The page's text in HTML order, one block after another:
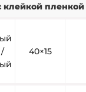
клейкой пленкой
40×15